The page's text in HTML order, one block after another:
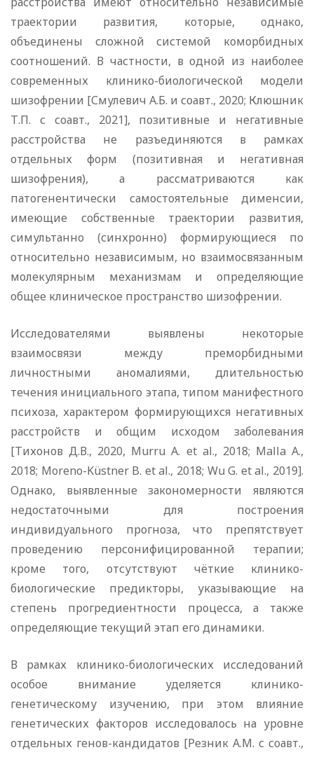
траектории развития, которые, однако,
объединены сложной системой коморбидных
соотношений. В частности, в одной из наиболее
современных клинико-биологической модели
шизофрении [Смулевич А.Б. и соавт., 2020; Клюшник
Т.П. с соавт., 2021], позитивные и негативные
расстройства не разъединяются в рамках
отдельных форм (позитивная и негативная
шизофрения), а рассматриваются как
патогенентически самостоятельные дименсии,
имеющие собственные траектории развития,
симультанно (синхронно) формирующиеся по
относительно независимым, но взаимосвязанным
молекулярным механизмам и определяющие
общее клиническое пространство шизофрении.
Исследователями выявлены некоторые
взаимосвязи между преморбидными
личностными аномалиями, длительностью
течения инициального этапа, типом манифестного
психоза, характером формирующихся негативных
расстройств и общим исходом заболевания
[Тихонов Д.В., 2020, Murru A. et al., 2018; Malla A.,
2018; Moreno-Küstner B. et al., 2018; Wu G. et al., 2019].
Однако, выявленные закономерности являются
недостаточными для построения
индивидуального прогноза, что препятствует
проведению персонифицированной терапии;
кроме того, отсутствуют чёткие клинико-
биологические предикторы, указывающие на
степень прогредиентности процесса, а также
определяющие текущий этап его динамики.
В рамках клинико-биологических исследований
особое внимание уделяется клинико-
генетическому изучению, при этом влияние
генетических факторов исследовалось на уровне
отдельных генов-кандидатов [Резник А.М. с соавт.,